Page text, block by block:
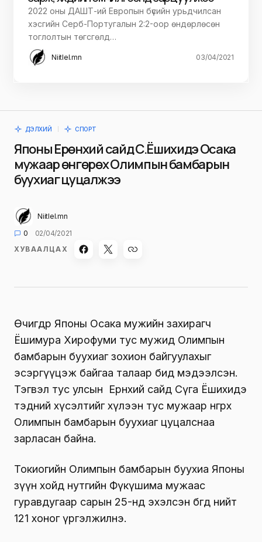
2022 оны ДАШТ-ий Европын бүсийн урьдчилсан
хэсгийн Серб-Португалын 2:2-оор өндөрлөсөн
тоглолтын төгсгөлд…
Niitlel.mn 03/04/2021
ДЭЛХИЙ СПОРТ
Японы Ерөнхий сайд С.Ёшихидэ Осака
мужаар өнгөрөх Олимпын бамбарын
буухиаг цуцалжээ
Niitlel.mn
0
02/04/2021
ХУВААЛЦАХ
Өчигдөр Японы Осака мужийн захирагч
Ёшимура Хирофуми тус мужид Олимпын
бамбарын буухиаг зохион байгуулахыг
эсэргүүцэж байгаа талаар бид мэдээлсэн.
Тэгвэл тус улсын Ерөнхий сайд Сүга Ёшихидэ
тэдний хүсэлтийг хүлээн тус мужаар өнгөрөх
Олимпын бамбарын буухиаг цуцалснаа
зарласан байна.
Токиогийн Олимпын бамбарын буухиа Японы
зүүн хойд нутгийн Фүкүшима мужаас
гуравдугаар сарын 25-нд эхэлсэн бөгөөд нийт
121 хоног үргэлжилнэ.